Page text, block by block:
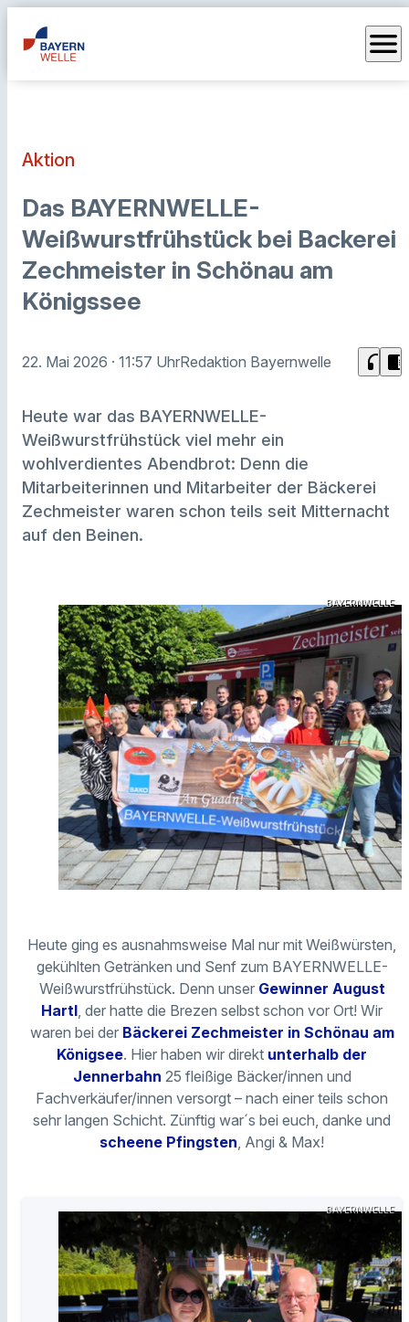
menu
Aktion
Das BAYERNWELLE-
Weißwurstfrühstück bei Backerei
Zechmeister in Schönau am
Königssee
22. Mai 2026 · 11:57 UhrRedaktion Bayernwelle headphones chrome_reader_mode
Heute war das BAYERNWELLE-
Weißwurstfrühstück viel mehr ein
wohlverdientes Abendbrot: Denn die
Mitarbeiterinnen und Mitarbeiter der Bäckerei
Zechmeister waren schon teils seit Mitternacht
auf den Beinen.
BAYERNWELLE
Heute ging es ausnahmsweise Mal nur mit Weißwürsten,
gekühlten Getränken und Senf zum BAYERNWELLE-
Weißwurstfrühstück. Denn unser Gewinner August
Hartl, der hatte die Brezen selbst schon vor Ort! Wir
waren bei der Bäckerei Zechmeister in Schönau am
Königsee. Hier haben wir direkt unterhalb der
Jennerbahn 25 fleißige Bäcker/innen und
Fachverkäufer/innen versorgt – nach einer teils schon
sehr langen Schicht. Zünftig war´s bei euch, danke und
scheene Pfingsten, Angi & Max!
BAYERNWELLE